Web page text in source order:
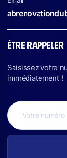
ÊTRE RAPPELER
Saisissez votre
immédiatement !